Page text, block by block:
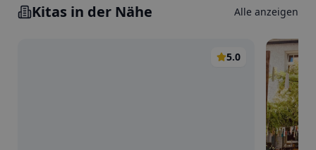
Kitas in der Nähe Alle anzeigen
5.0